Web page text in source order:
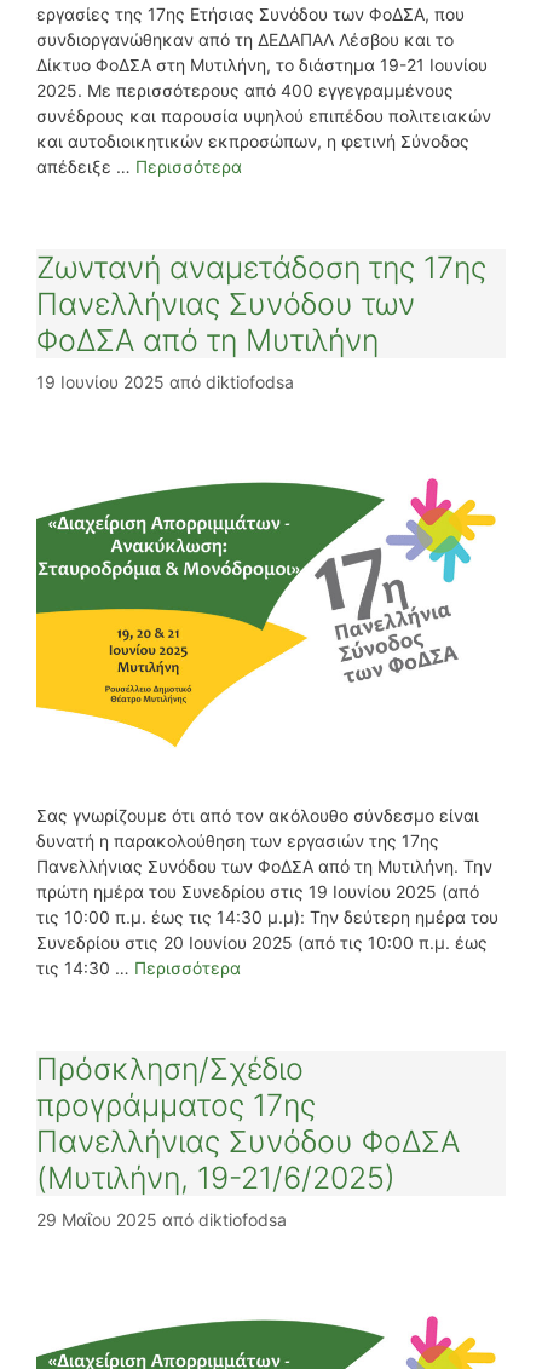
εργασίες της 17ης Ετήσιας Συνόδου των ΦοΔΣΑ, που
συνδιοργανώθηκαν από τη ΔΕΔΑΠΑΛ Λέσβου και το
Δίκτυο ΦοΔΣΑ στη Μυτιλήνη, το διάστημα 19-21 Ιουνίου
2025. Με περισσότερους από 400 εγγεγραμμένους
συνέδρους και παρουσία υψηλού επιπέδου πολιτειακών
και αυτοδιοικητικών εκπροσώπων, η φετινή Σύνοδος
απέδειξε … Περισσότερα
Ζωντανή αναμετάδοση της 17ης
Πανελλήνιας Συνόδου των
ΦοΔΣΑ από τη Μυτιλήνη
19 Ιουνίου 2025 από diktiofodsa
Σας γνωρίζουμε ότι από τον ακόλουθο σύνδεσμο είναι
δυνατή η παρακολούθηση των εργασιών της 17ης
Πανελλήνιας Συνόδου των ΦοΔΣΑ από τη Μυτιλήνη. Την
πρώτη ημέρα του Συνεδρίου στις 19 Ιουνίου 2025 (από
τις 10:00 π.μ. έως τις 14:30 μ.μ): Την δεύτερη ημέρα του
Συνεδρίου στις 20 Ιουνίου 2025 (από τις 10:00 π.μ. έως
τις 14:30 … Περισσότερα
Πρόσκληση/Σχέδιο
προγράμματος 17ης
Πανελλήνιας Συνόδου ΦοΔΣΑ
(Μυτιλήνη, 19-21/6/2025)
29 Μαΐου 2025 από diktiofodsa